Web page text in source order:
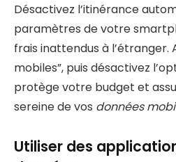
Désactivez l’itinérance
paramètres de votre
frais inattendus à l’étranger.
mobiles”, puis désactivez
protège votre budget et
sereine de vos données
Utiliser des